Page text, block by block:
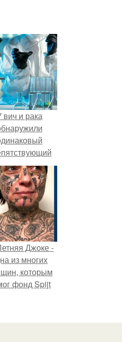
вич и рака
механизм.
Джоке -
из многих
которым
фонд Spijt